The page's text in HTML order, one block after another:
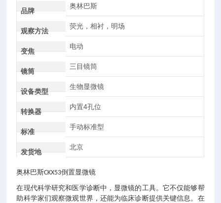
品牌
奥林巴斯
观察方法
荧光，相衬，明场
变焦
电动
镜筒
三目镜筒
设备类型
生物显微镜
转换器
内置4孔位
标准
手动标准型
发货地
北京
奥林巴斯CKX53倒置显微镜
在现代科学研究和医学诊断中，显微镜的工具。它不仅能够帮
助科学家们观察微观世界，还能为临床诊断提供关键信息。在